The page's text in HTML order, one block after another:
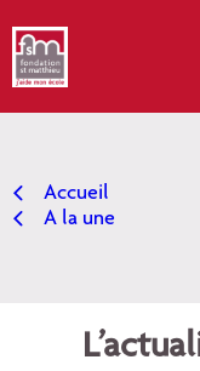
au
contenu
Accueil
A la une